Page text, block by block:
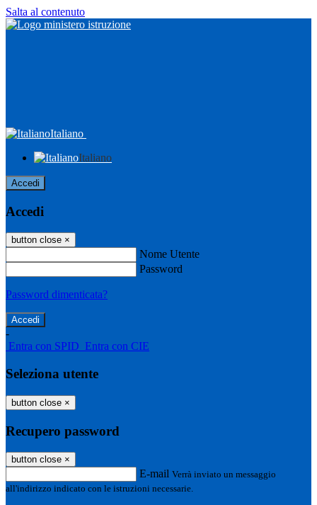
Salta al contenuto
Italiano
Italiano
Accedi
Accedi
button close ×
Nome Utente
Password
Password dimenticata?
-
Entra con SPID Entra con CIE
Seleziona utente
button close ×
Recupero password
button close ×
E-mail Verrà inviato un messaggio
all'indirizzo indicato con le istruzioni necessarie.